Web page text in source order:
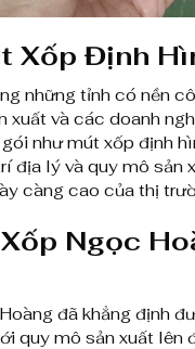
Xốp Định
những tỉnh có nền
xuất và các doanh
như mút xốp định
địa lý và quy mô
càng cao của thị
Ngọc
đã khẳng định
quy mô sản xuất